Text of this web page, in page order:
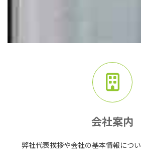
会社案内
弊社代表挨拶や会社の基本情報につい